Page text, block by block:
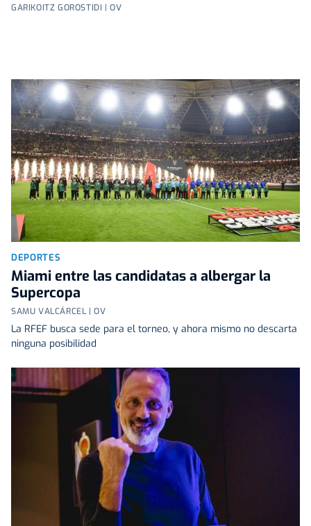
GARIKOITZ GOROSTIDI | OV
DEPORTES
Miami entre las candidatas a albergar la
Supercopa
SAMU VALCÁRCEL | OV
La RFEF busca sede para el torneo, y ahora mismo no descarta
ninguna posibilidad